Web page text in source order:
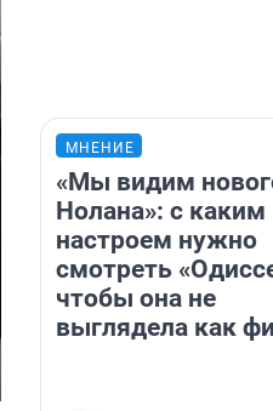
МНЕНИЕ
«Мы видим
Нолана»: с каким
настроем нужно
смотреть
чтобы она не
выглядела как